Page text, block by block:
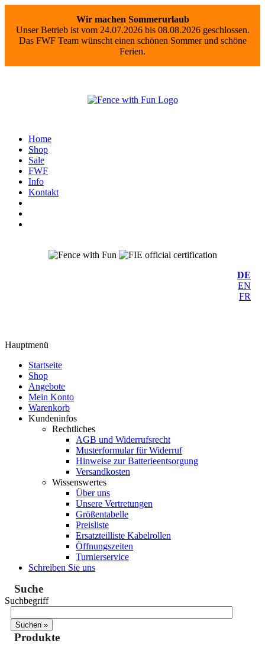
Wir machen Sommerurlaub
Unser Betrieb ist vom 24.07.2026 bis 08.08.2026 geschlossen.
Das FWF Team wünscht einen schönen Sommer und schöne
Ferien.
Home
Shop
Sale
FWF
Info
Kontakt
DE
EN
FR
Hauptmenü
Startseite
Shop
Angebote
Mein Konto
Warenkorb
Kundeninfos
Rechtliches
AGB und Widerrufsrecht
Musterformular für Widerruf
Hinweise zur Batterieentsorgung
Versandkosten
Wissenswertes
Über uns
Unsere Vertretungen
Größentabelle
Preisliste
Ersatzteilliste Kabelrollen
Öffnungszeiten
Turnierservice
Schreiben Sie uns
Suche
Suchbegriff
Produkte